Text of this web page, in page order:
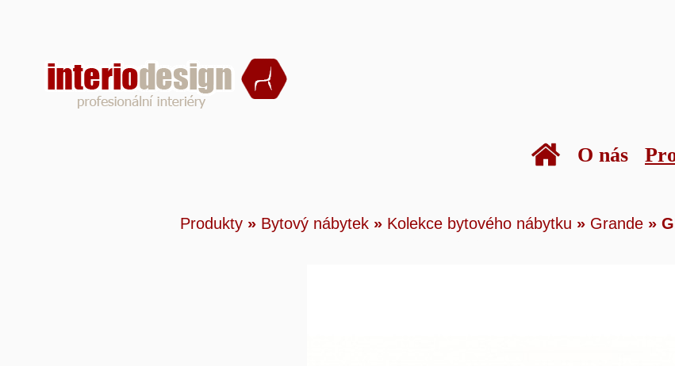
O nás
Produkty » Bytový nábytek » Kolekce bytového nábytku » Grande »
Produkty » Bytový nábytek » Kolekce bytového
Grande
GR - RTVM skříňka na televizi